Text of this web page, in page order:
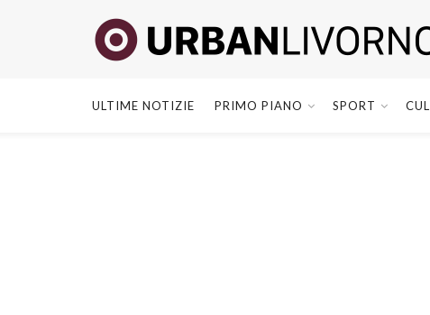
ULTIME NOTIZIE PRIMO PIANO SPORT